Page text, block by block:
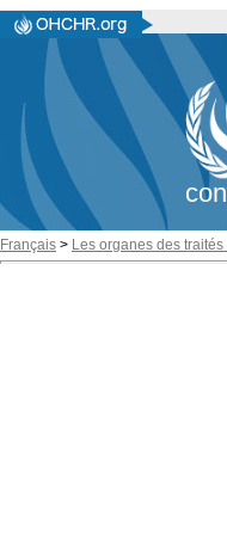
Français > Les organes des